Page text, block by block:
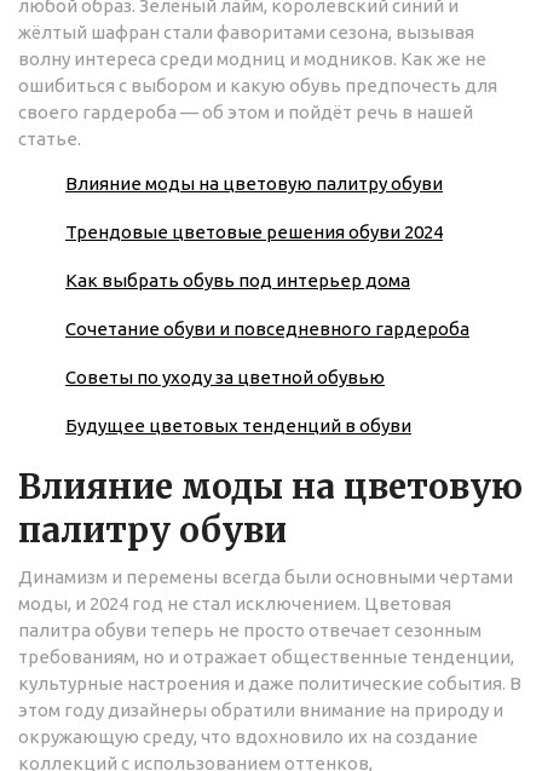
любой образ. Зелёный лайм, королевский синий и
жёлтый шафран стали фаворитами сезона, вызывая
волну интереса среди модниц и модников. Как же не
ошибиться с выбором и какую обувь предпочесть для
своего гардероба — об этом и пойдёт речь в нашей
статье.
Влияние моды на цветовую палитру обуви
Трендовые цветовые решения обуви 2024
Как выбрать обувь под интерьер дома
Сочетание обуви и повседневного гардероба
Советы по уходу за цветной обувью
Будущее цветовых тенденций в обуви
Влияние моды на цветовую
палитру обуви
Динамизм и перемены всегда были основными чертами
моды, и 2024 год не стал исключением. Цветовая
палитра обуви теперь не просто отвечает сезонным
требованиям, но и отражает общественные тенденции,
культурные настроения и даже политические события. В
этом году дизайнеры обратили внимание на природу и
окружающую среду, что вдохновило их на создание
коллекций с использованием оттенков,